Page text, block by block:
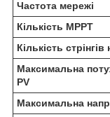
Частота мережі
Кількість MPPT
Кількість
Максимальна
PV
Максимальна